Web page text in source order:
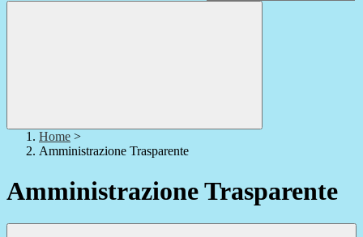
Home >
Amministrazione Trasparente
Amministrazione Trasparente